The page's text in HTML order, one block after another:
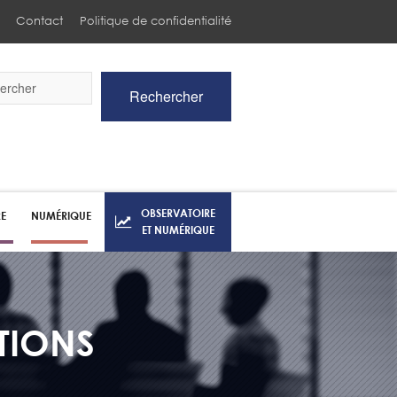
Contact Politique de confidentialité
Rechercher
NUMÉRIQUE
OBSERVATOIRE
ET NUMÉRIQUE